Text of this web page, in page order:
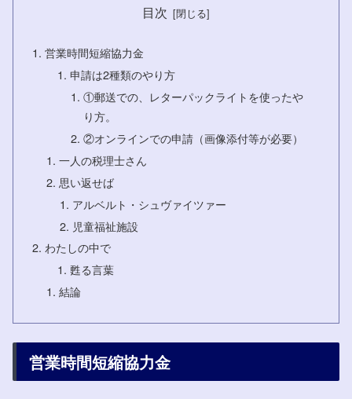
目次
営業時間短縮協力金
申請は2種類のやり方
①郵送での、レターパックライトを使ったや
り方。
②オンラインでの申請（画像添付等が必要）
一人の税理士さん
思い返せば
アルベルト・シュヴァイツァー
児童福祉施設
わたしの中で
甦る言葉
結論
営業時間短縮協力金